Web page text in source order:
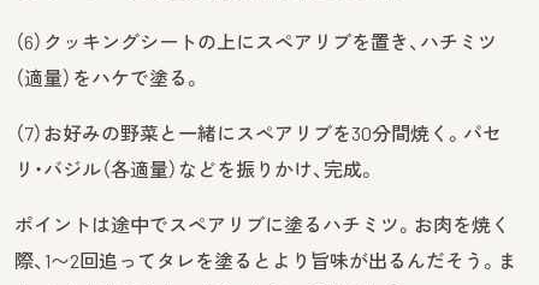
（6）クッキングシートの上にスペアリブを置き、ハチミツ
（適量）をハケで塗る。
（7）お好みの野菜と一緒にスペアリブを30分間焼く。パセ
リ・バジル（各適量）などを振りかけ、完成。
ポイントは途中でスペアリブに塗るハチミツ。お肉を焼く
際、1〜2回追ってタレを塗るとより旨味が出るんだそう。ま